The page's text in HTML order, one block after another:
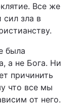
Все же
сил зла в
была
а не Бога. Ни
причинить
что все мы
от него.